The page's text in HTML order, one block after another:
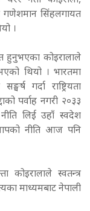
गणेशमान सिंहलगायत
।
हुनुभएका कोइरालाले
थियो । भारतमा
गर्दा राष्ट्रियता
पर्वाह नगरी २०३३
लिई उहाँ स्वदेश
नीति आज पनि
कोइरालाले स्वतन्त्र
माध्यमबाट नेपाली